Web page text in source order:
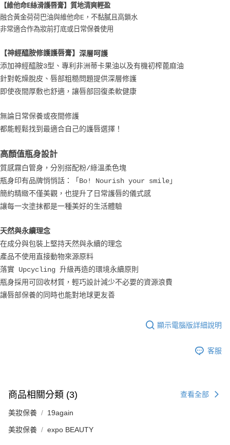
【維他命E絲滑護唇膏】 質地清爽輕盈
融合黃金荷荷巴油與維他命E，不黏膩且高鎖水
非常適合作為妝前打底或日常保養使用
【神經醯胺修護護唇膏】 深層呵護
添加神經醯胺3型、專利非洲蒂卡果油以及有機初榨蓖麻油
針對乾燥脫皮、唇部粗糙問題提供深層修護
即使夜間厚敷也舒適，讓唇部回復柔軟健康
無論日常保養或夜間修護
都能輕鬆找到最適合自己的護唇選擇！
高顏值瓶身設計
質感霧白管身，分別搭配粉/綠溫柔色塊
瓶身印有品牌悄悄話：「Bo! Nourish your smile」
簡約精緻不僅美觀，也提升了日常護唇的儀式感
讓每一次塗抹都是一種美好的生活體驗
天然與永續理念
在成分與包裝上堅持天然與永續的理念
產品不使用直接動物來源原料
落實 Upcycling 升級再造的環境永續原則
瓶身採用可回收材質 ，輕巧設計減少不必要的資源浪費
讓唇部保養的同時也能對地球更友善
顯示電腦版詳細說明
客服
商品相關分類 (3) 查看全部
美妝保養 19again
美妝保養 expo BEAUTY